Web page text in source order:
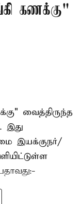
கணக்கு"
வைத்திருந்த
இது
இயக்குநர்/